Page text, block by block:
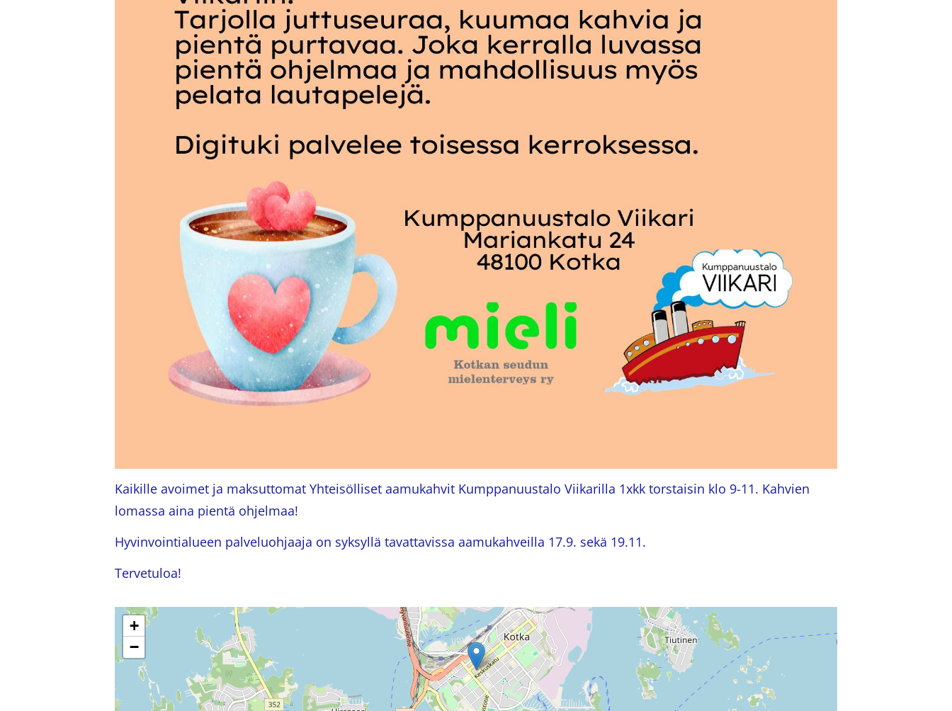
Kaikille avoimet ja maksuttomat Yhteisölliset aamukahvit Kumppanuustalo Viikarilla 1xkk torstaisin klo 9-11. Kahvien
lomassa aina pientä ohjelmaa!
Hyvinvointialueen palveluohjaaja on syksyllä tavattavissa aamukahveilla 17.9. sekä 19.11.
Tervetuloa!
+
−